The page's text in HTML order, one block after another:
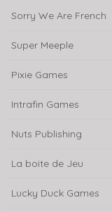
Sorry We Are French
Super Meeple
Pixie Games
Intrafin Games
Nuts Publishing
La boite de Jeu
Lucky Duck Games